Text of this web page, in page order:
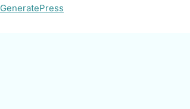
GeneratePress